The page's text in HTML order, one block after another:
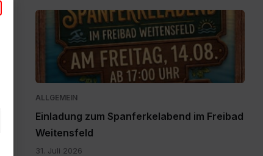
Einladung
Spanferkelabend.jpg
ALLGEMEIN
Einladung zum Spanferkelabend im Freibad
Weitensfeld
31. Juli 2026